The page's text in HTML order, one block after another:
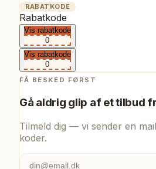
RABATKODE
Rabatkode
Vis rabatkode
0
Vis rabatkode
0
FÅ BESKED FØRST
Gå aldrig glip af et tilbud
Tilmeld dig — vi sender en
koder.